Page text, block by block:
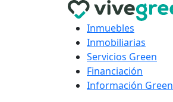
Inmuebles
Inmobiliarias
Servicios Green
Financiación
Información Green